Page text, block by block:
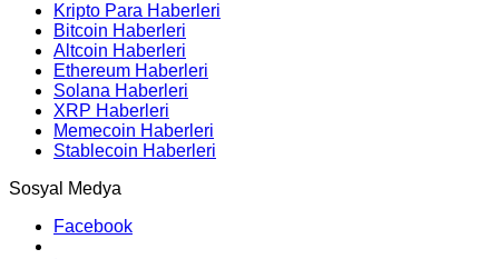
Kripto Para Haberleri
Bitcoin Haberleri
Altcoin Haberleri
Ethereum Haberleri
Solana Haberleri
XRP Haberleri
Memecoin Haberleri
Stablecoin Haberleri
Sosyal Medya
Facebook